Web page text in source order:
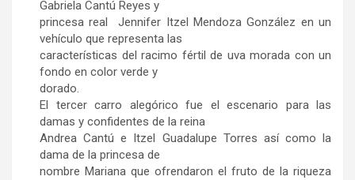
Gabriela Cantú Reyes y
princesa real Jennifer Itzel Mendoza González en un
vehículo que representa las
características del racimo fértil de uva morada con un
fondo en color verde y
dorado.
El tercer carro alegórico fue el escenario para las
damas y confidentes de la reina
Andrea Cantú e Itzel Guadalupe Torres así como la
dama de la princesa de
nombre Mariana que ofrendaron el fruto de la riqueza